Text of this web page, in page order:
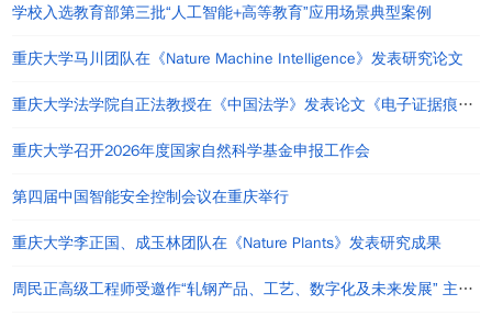
学校入选教育部第三批“人工智能+高等教育”应用场景典型案例
重庆大学马川团队在《Nature Machine Intelligence》发表研究论文
重庆大学法学院自正法教授在《中国法学》发表论文《电子证据痕迹效应理论及其运用》
重庆大学召开2026年度国家自然科学基金申报工作会
第四届中国智能安全控制会议在重庆举行
重庆大学李正国、成玉林团队在《Nature Plants》发表研究成果
周民正高级工程师受邀作“轧钢产品、工艺、数字化及未来发展” 主题讲座